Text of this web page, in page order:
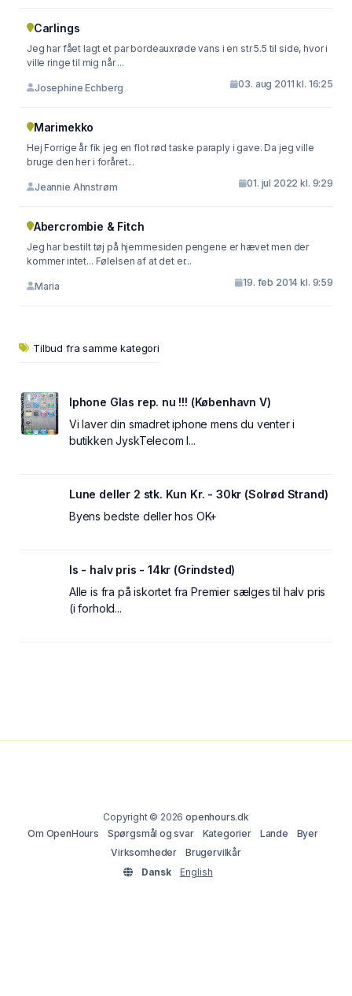
Carlings
Jeg har fået lagt et par bordeauxrøde vans i en str 5.5 til side, hvor i
ville ringe til mig når ...
Josephine Echberg 03. aug 2011 kl. 16:25
Marimekko
Hej Forrige år fik jeg en flot rød taske paraply i gave. Da jeg ville
bruge den her i foråret...
Jeannie Ahnstrøm 01. jul 2022 kl. 9:29
Abercrombie & Fitch
Jeg har bestilt tøj på hjemmesiden pengene er hævet men der
kommer intet... Følelsen af at det er...
Maria 19. feb 2014 kl. 9:59
Tilbud fra samme kategori
Iphone Glas rep. nu !!! (København V)
Vi laver din smadret iphone mens du venter i
butikken JyskTelecom I...
Lune deller 2 stk. Kun Kr. - 30kr (Solrød Strand)
Byens bedste deller hos OK+
Is - halv pris - 14kr (Grindsted)
Alle is fra på iskortet fra Premier sælges til halv pris
(i forhold...
Copyright © 2026openhours.dk
Om OpenHours
Spørgsmål og svar Kategorier Lande
Byer
Virksomheder
Brugervilkår
Dansk
English